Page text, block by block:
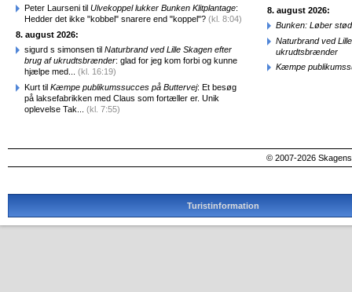
Peter Laurseni til Ulvekoppel lukker Bunken Klitplantage:
Hedder det ikke "kobbel" snarere end "koppel"? (kl. 8:04)
8. august 2026:
sigurd s simonsen til Naturbrand ved Lille Skagen efter
brug af ukrudtsbrænder: glad for jeg kom forbi og kunne
hjælpe med... (kl. 16:19)
Kurt til Kæmpe publikumssucces på Buttervej: Et besøg
på laksefabrikken med Claus som fortæller er. Unik
oplevelse Tak... (kl. 7:55)
8. august 2026:
Bunken: Løber
Naturbrand ved
ukrudtsbrænder
Kæmpe
© 2007-2026
Turistinformation